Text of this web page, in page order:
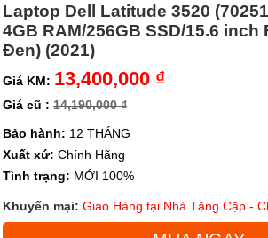
Laptop Dell Latitude 3520
4GB RAM/256GB SSD/15.6 inch
Đen) (2021)
Giá KM: 13,400,000 ₫
Giá cũ : 14,190,000 ₫
Bảo hành: 12 THÁNG
Xuất xứ: Chính Hãng
Tình trạng: MỚI 100%
Khuyến mại: Giao Hàng tại Nhà Tặng Cặp -